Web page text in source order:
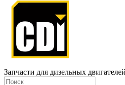
Запчасти для дизельных